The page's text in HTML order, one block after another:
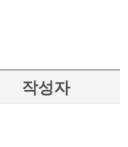
작성자